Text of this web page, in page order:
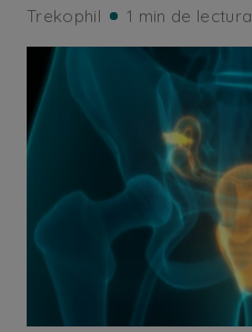
Trekophil 1 min de lectura